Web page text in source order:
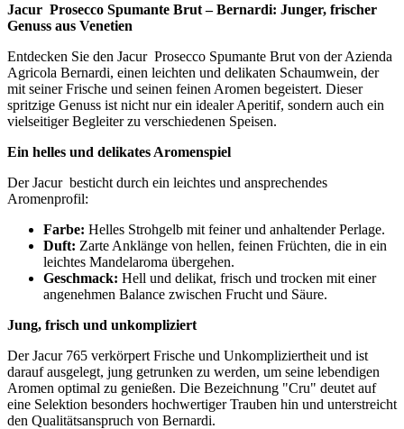
Jacur Prosecco Spumante Brut – Bernardi: Junger, frischer
Genuss aus Venetien
Entdecken Sie den Jacur Prosecco Spumante Brut von der Azienda
Agricola Bernardi, einen leichten und delikaten Schaumwein, der
mit seiner Frische und seinen feinen Aromen begeistert. Dieser
spritzige Genuss ist nicht nur ein idealer Aperitif, sondern auch ein
vielseitiger Begleiter zu verschiedenen Speisen.
Ein helles und delikates Aromenspiel
Der Jacur besticht durch ein leichtes und ansprechendes
Aromenprofil:
Farbe: Helles Strohgelb mit feiner und anhaltender Perlage.
Duft: Zarte Anklänge von hellen, feinen Früchten, die in ein
leichtes Mandelaroma übergehen.
Geschmack: Hell und delikat, frisch und trocken mit einer
angenehmen Balance zwischen Frucht und Säure.
Jung, frisch und unkompliziert
Der Jacur 765 verkörpert Frische und Unkompliziertheit und ist
darauf ausgelegt, jung getrunken zu werden, um seine lebendigen
Aromen optimal zu genießen. Die Bezeichnung "Cru" deutet auf
eine Selektion besonders hochwertiger Trauben hin und unterstreicht
den Qualitätsanspruch von Bernardi.